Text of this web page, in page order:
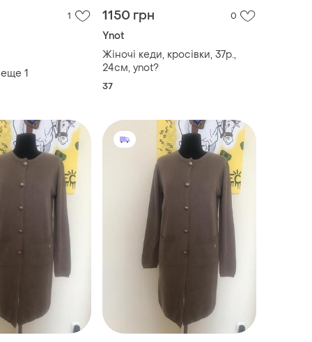
1
1
1150 грн 0
Ynot
Жіночі кеди, кросівки, 37р.,
24cм, ynot?
37